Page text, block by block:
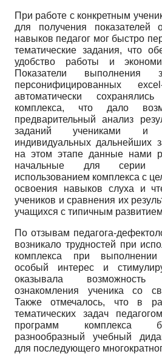
При работе с конкретным
для получения показателей
навыков педагог мог быстро
тематические задания, что
удобство работы и
Показатели
персонифицированных
автоматически
комплекса, что дало
предварительный анализ
заданий учениками и
индивидуальных дальнейших
на этом этапе данные нами
начальные для серии
использованием комплекса с
освоения навыков слуха и
учеников и сравнения их
учащихся с типичным
По отзывам педагога-
возникало трудностей при
комплекса при
особый интерес и
оказывала возможность
ознакомления ученика со
Также отмечалось, что в
тематических задач
программ комплекса
разнообразный учебный
для последующего